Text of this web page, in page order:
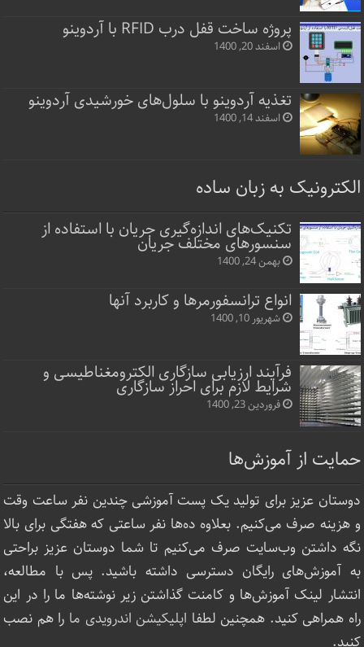
پروژه ساخت قفل‌ درب RFID با آردوینو
اسفند 20, 1400
تغذیه آردوینو با سلول‌های خورشیدی آردوینو
اسفند 14, 1400
الکترونیک به زبان ساده
تکنیک‌های اندازه‌گیری جریان با استفاده از
سنسورهای مختلف جریان
بهمن 24, 1400
انواع ترانسفورمرها و کاربرد آنها
شهریور 10, 1400
فرآیند ارزیابی سازگاری الکترومغناطیسی و
شرایط لازم برای احراز سازگاری
فروردین 23, 1400
حمایت از آموزش‌ها
دوستان عزیز برای تولید یک پست آموزشی چندین نفر ساعت‌ وقت
و هزینه صرف می‌کنیم. بعلاوه ده‌ها نفر ساعتی که هفتگی برای بالا
نگه داشتن وب‌سایت صرف ‌می‌کنیم تا شما دوستان عزیز براحتی
به آموزش‌های رایگان دسترسی داشته باشید. پس با مطالعه،
انتشار لینک‌ آموزش‌ها و کامنت گذاشتن زیر نوشته‌‌ها ما را در این
راه همراهی کنید. همچنین لطفا اپلیکیشن اندرویدی ما را هم نصب